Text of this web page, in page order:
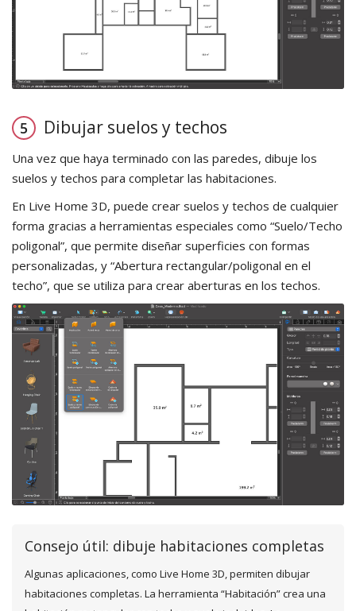
Dibujar suelos y techos
Una vez que haya terminado con las paredes, dibuje los
suelos y techos para completar las habitaciones.
En Live Home 3D, puede crear suelos y techos de cualquier
forma gracias a herramientas especiales como “Suelo/Techo
poligonal”, que permite diseñar superficies con formas
personalizadas, y “Abertura rectangular/poligonal en el
techo”, que se utiliza para crear aberturas en los techos.
Consejo útil: dibuje habitaciones completas
Algunas aplicaciones, como Live Home 3D, permiten dibujar
habitaciones completas. La herramienta “Habitación” crea una